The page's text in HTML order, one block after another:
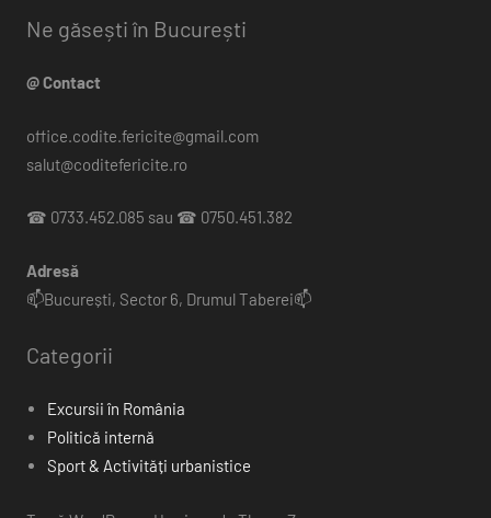
Ne găsești în București
@ Contact
office.codite.fericite@gmail.com
salut@coditefericite.ro
☎ 0733.452.085 sau ☎ 0750.451.382
Adresă
📫București, Sector 6, Drumul Taberei📫
Categorii
Excursii în România
Politică internă
Sport & Activități urbanistice